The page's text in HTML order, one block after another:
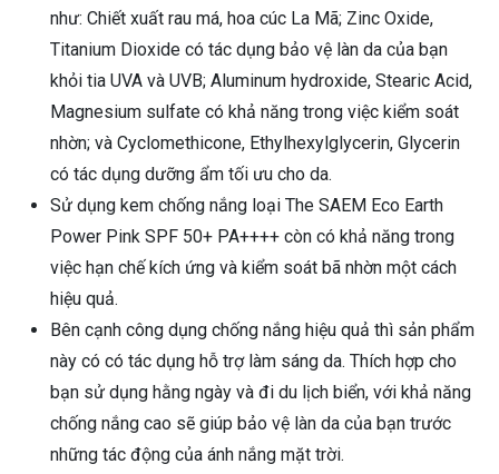
như: Chiết xuất rau má, hoa cúc La Mã; Zinc Oxide,
Titanium Dioxide có tác dụng bảo vệ làn da của bạn
khỏi tia UVA và UVB; Aluminum hydroxide, Stearic Acid,
Magnesium sulfate có khả năng trong việc kiểm soát
nhờn; và Cyclomethicone, Ethylhexylglycerin, Glycerin
có tác dụng dưỡng ẩm tối ưu cho da.
Sử dụng kem chống nắng loại The SAEM Eco Earth
Power Pink SPF 50+ PA++++ còn có khả năng trong
việc hạn chế kích ứng và kiểm soát bã nhờn một cách
hiệu quả.
Bên cạnh công dụng chống nắng hiệu quả thì sản phẩm
này có có tác dụng hỗ trợ làm sáng da. Thích hợp cho
bạn sử dụng hằng ngày và đi du lịch biển, với khả năng
chống nắng cao sẽ giúp bảo vệ làn da của bạn trước
những tác động của ánh nắng mặt trời.